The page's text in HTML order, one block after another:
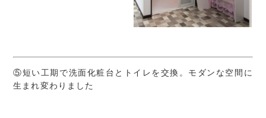
⑤短い工期で洗面化粧台とトイレを交換。モダンな空間に
生まれ変わりました